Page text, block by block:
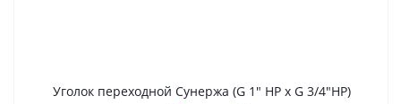
Уголок переходной Сунержа (G 1" НР х G 3/4"НР)